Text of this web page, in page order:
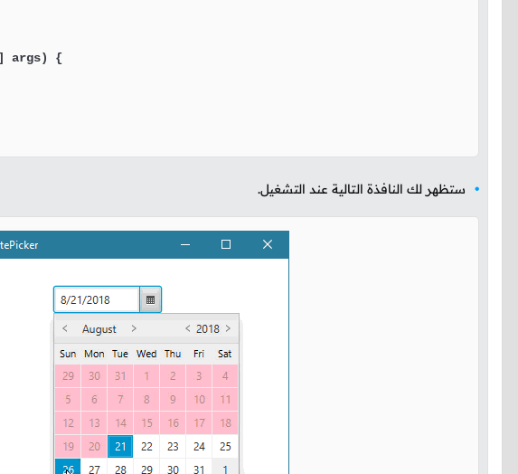
args) {
ستظهر لك النافذة التالية عند التشغيل.